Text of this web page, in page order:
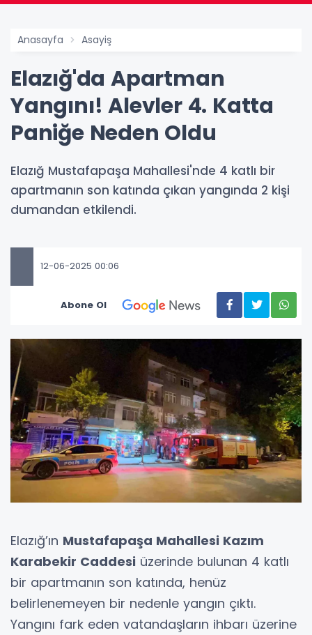
Anasayfa Asayiş
Elazığ'da Apartman
Yangını! Alevler 4. Katta
Paniğe Neden Oldu
Elazığ Mustafapaşa Mahallesi'nde 4 katlı bir
apartmanın son katında çıkan yangında 2 kişi
dumandan etkilendi.
12-06-2025 00:06
Abone Ol
Elazığ’ın Mustafapaşa Mahallesi Kazım
Karabekir Caddesi üzerinde bulunan 4 katlı
bir apartmanın son katında, henüz
belirlenemeyen bir nedenle yangın çıktı.
Yangını fark eden vatandaşların ihbarı üzerine